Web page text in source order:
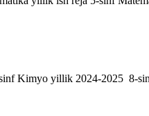
Kimyo yillik 2024-2025 8-